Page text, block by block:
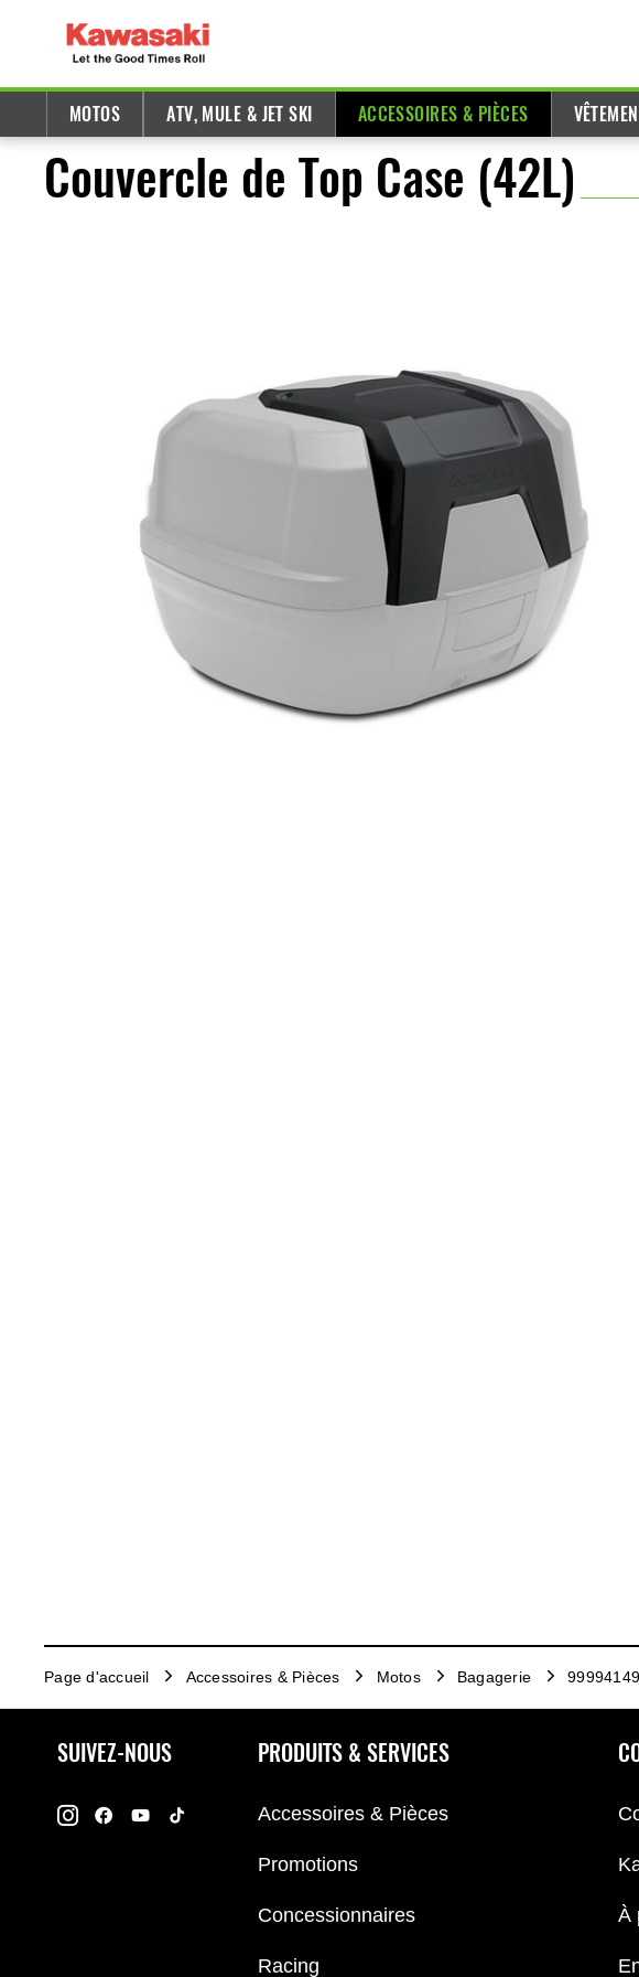
MOTOS ATV, MULE & JET SKI ACCESSOIRES & PIÈCES
Couvercle de Top Case (42L)
Page d'accueil Accessoires & Pièces Motos Bagagerie
SUIVEZ-NOUS PRODUITS & SERVICES
Accessoires & Pièces
Promotions
Concessionnaires
Racing
À